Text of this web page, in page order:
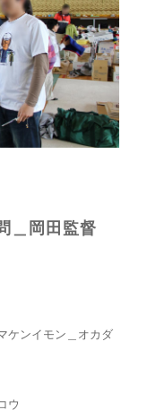
＿岡田監督
ケンイモン＿オカダ
ウ